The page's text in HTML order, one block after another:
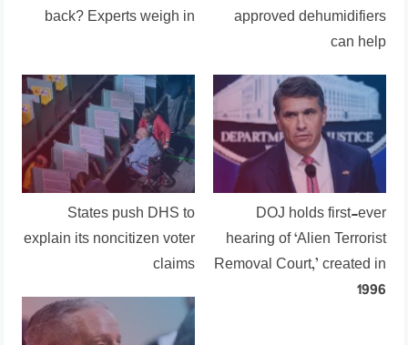
approved dehumidifiers
can help
back? Experts weigh in
DOJ holds first-ever
hearing of ‘Alien Terrorist
Removal Court,’ created in
1996
States push DHS to
explain its noncitizen voter
claims